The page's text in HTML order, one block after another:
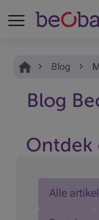
Je bent hier:
Home Blog
Blog
Ontdek
Alle